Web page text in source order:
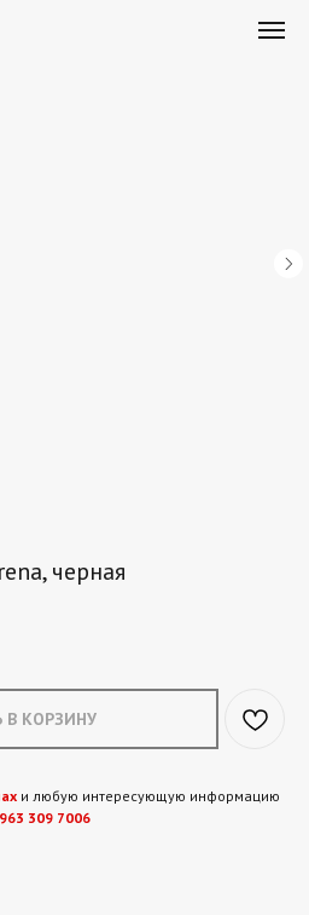
черная
В КОРЗИНУ
и любую интересующую информацию
309 7006